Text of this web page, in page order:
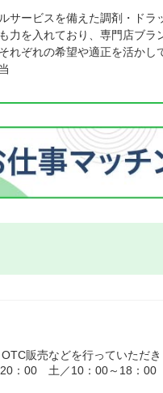
サービスを備えた調剤・ドラ
力を入れており、専門店ブラ
れぞれの希望や適正を活かし
販売などを行っていただき
20：00 土／10：00～18：